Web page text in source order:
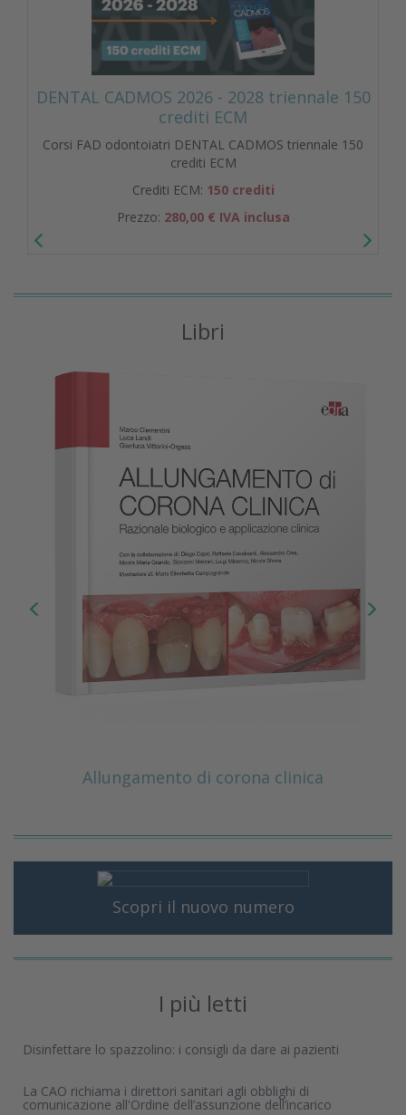
DENTAL CADMOS 2026 - 2028 triennale 150
crediti ECM
Corsi FAD odontoiatri DENTAL CADMOS triennale 150
crediti ECM
Crediti ECM: 150 crediti
Prezzo: 280,00 € IVA inclusa
Libri
Allungamento di corona clinica
Scopri il nuovo numero
I più letti
Disinfettare lo spazzolino: i consigli da dare ai pazienti
La CAO richiama i direttori sanitari agli obblighi di
comunicazione all'Ordine dell’assunzione dell’incarico